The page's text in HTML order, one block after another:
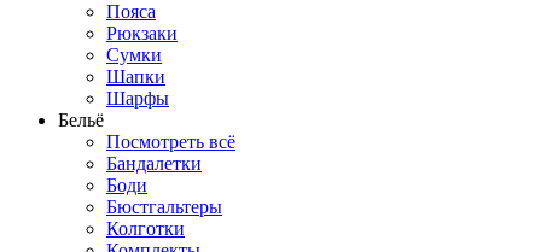
Пояса
Рюкзаки
Сумки
Шапки
Шарфы
Бельё
Посмотреть всё
Бандалетки
Боди
Бюстгальтеры
Колготки